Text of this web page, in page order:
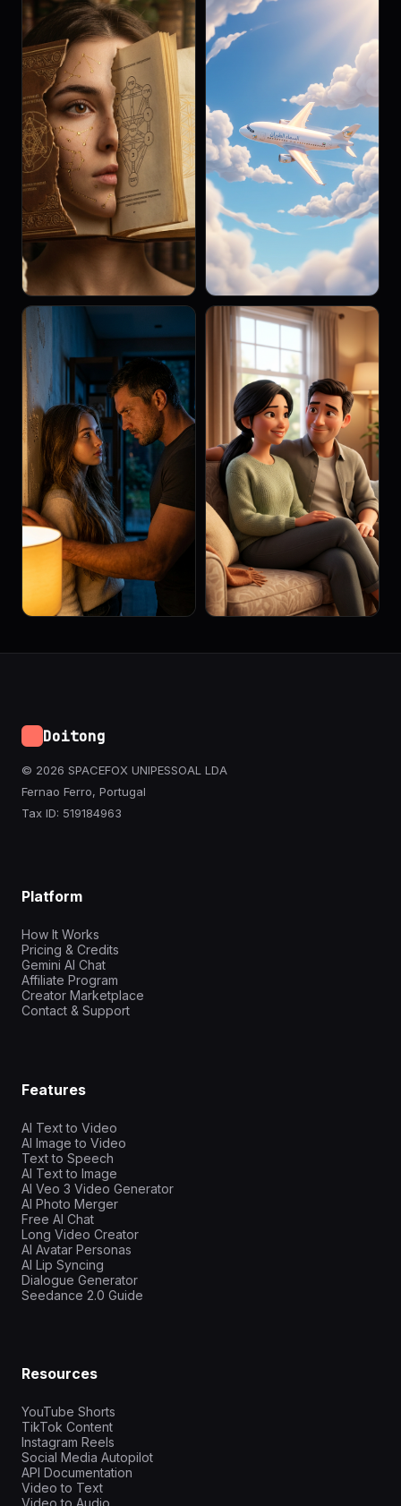
Doitong
© 2026 SPACEFOX UNIPESSOAL LDA
Fernao Ferro, Portugal
Tax ID: 519184963
Platform
How It Works
Pricing & Credits
Gemini AI Chat
Affiliate Program
Creator Marketplace
Contact & Support
Features
AI Text to Video
AI Image to Video
Text to Speech
AI Text to Image
AI Veo 3 Video Generator
AI Photo Merger
Free AI Chat
Long Video Creator
AI Avatar Personas
AI Lip Syncing
Dialogue Generator
Seedance 2.0 Guide
Resources
YouTube Shorts
TikTok Content
Instagram Reels
Social Media Autopilot
API Documentation
Video to Text
Video to Audio